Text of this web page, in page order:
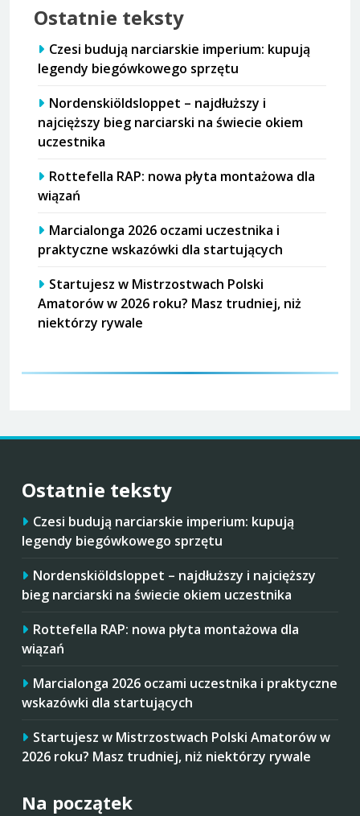
Ostatnie teksty
Czesi budują narciarskie imperium: kupują
legendy biegówkowego sprzętu
Nordenskiöldsloppet – najdłuższy i
najcięższy bieg narciarski na świecie okiem
uczestnika
Rottefella RAP: nowa płyta montażowa dla
wiązań
Marcialonga 2026 oczami uczestnika i
praktyczne wskazówki dla startujących
Startujesz w Mistrzostwach Polski
Amatorów w 2026 roku? Masz trudniej, niż
niektórzy rywale
Ostatnie teksty
Czesi budują narciarskie imperium: kupują
legendy biegówkowego sprzętu
Nordenskiöldsloppet – najdłuższy i najcięższy
bieg narciarski na świecie okiem uczestnika
Rottefella RAP: nowa płyta montażowa dla
wiązań
Marcialonga 2026 oczami uczestnika i praktyczne
wskazówki dla startujących
Startujesz w Mistrzostwach Polski Amatorów w
2026 roku? Masz trudniej, niż niektórzy rywale
Na początek